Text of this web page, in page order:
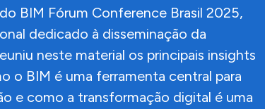
BIM Fórum Conference Brasil 2025,
dedicado à disseminação da
neste material os principais insights
o BIM é uma ferramenta central para
e como a transformação digital é uma